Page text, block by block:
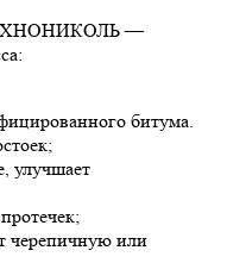
ТЕХНОНИКОЛЬ —
битума.
улучшает
черепичную или